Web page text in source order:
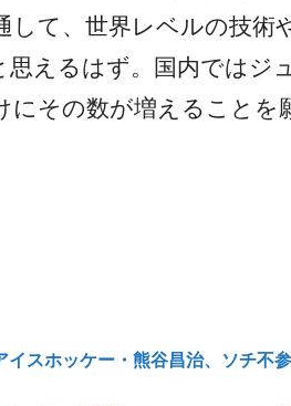
て、世界レベルの技術
思えるはず。国内ではジ
にその数が増えることを
イスホッケー・熊谷昌治、ソチ不